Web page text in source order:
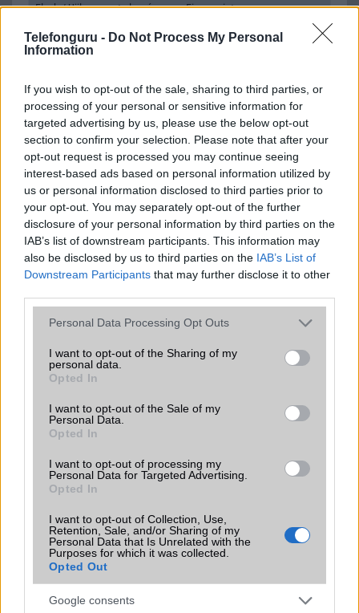
Telefonguru - Do Not Process My Personal
Information
If you wish to opt-out of the sale, sharing to third parties, or
processing of your personal or sensitive information for
targeted advertising by us, please use the below opt-out
section to confirm your selection. Please note that after your
opt-out request is processed you may continue seeing
interest-based ads based on personal information utilized by
us or personal information disclosed to third parties prior to
your opt-out. You may separately opt-out of the further
disclosure of your personal information by third parties on the
IAB’s list of downstream participants. This information may
also be disclosed by us to third parties on the IAB’s List of
Downstream Participants that may further disclose it to other
Please note that this website/app uses one or more Google
not limited to your visit or usage behaviour. You may click to
grant or deny consent to Google and its third-party tags to
use your data for below specified purposes in below Google
consent section.
Personal Data Processing Opt Outs
I want to opt-out of the Sharing of my
personal data.
Opted In
I want to opt-out of the Sale of my
Personal Data.
Opted In
I want to opt-out of processing my
Personal Data for Targeted Advertising.
Opted In
I want to opt-out of Collection, Use,
Retention, Sale, and/or Sharing of my
Personal Data that Is Unrelated with the
Purposes for which it was collected.
Opted Out
Google consents
Flash/Ujjlenyomat olvasó Fingerprint sensor
SNS integráció alap szolgáltatás
T9 szótár alkalmazás független szótár
Office alkalmazások
DV = Document viewer (Word,
Excel, PowerPoint, PDF)
Iránytũ ecompass
Extrák Nincs
EGYÉB
Vibra jelzés Van
SIM-ek száma 2
Flight mode Van
Terület
Funkciók
Glass front, plastic back, plastic
Védelem Nincs
SAR
1,18
N/A = Nincs adat. Legutóbbi frissítés: 2026-07-13 19:00:00